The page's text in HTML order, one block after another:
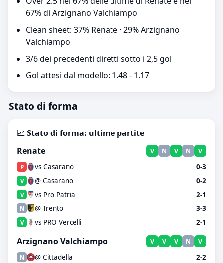
67% di Arzignano Valchiampo
Clean sheet: 37% Renate · 29% Arzignano
Valchiampo
3/6 dei precedenti diretti sotto i 2,5 gol
Gol attesi dal modello: 1.48 - 1.17
Stato di forma
📈 Stato di forma: ultime partite
Renate
V N V N V
P vs Casarano 0-3
V @ Casarano 0-2
V vs Pro Patria 2-1
N @ Trento 3-3
V vs PRO Vercelli 2-1
Arzignano Valchiampo V V V N V
N @ Cittadella 2-2